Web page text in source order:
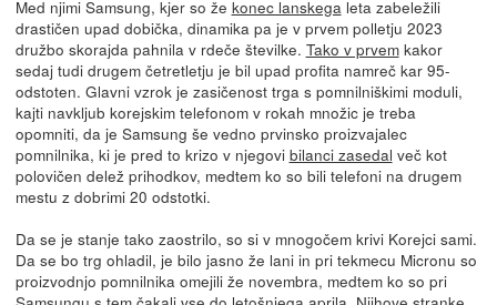
Med njimi Samsung, kjer so že konec lanskegaleta zabeležili
drastičen upad dobička, dinamika pa je v prvem polletju 2023
družbo skorajda pahnila v rdeče številke. Tako v prvemkakor
sedaj tudi drugem četretletju je bil upad profita namreč kar 95-
odstoten. Glavni vzrok je zasičenost trga s pomnilniškimi moduli,
kajti navkljub korejskim telefonom v rokah množic je treba
opomniti, da je Samsung še vedno prvinsko proizvajalec
pomnilnika, ki je pred to krizo v njegovi bilanci zasedal več kot
polovičen delež prihodkov, medtem ko so bili telefoni na drugem
mestu z dobrimi 20 odstotki.
Da se je stanje tako zaostrilo, so si v mnogočem krivi Korejci sami.
Da se bo trg ohladil, je bilo jasno že lani in pri tekmecu Micronu so
proizvodnjo pomnilnika omejili že novembra, medtem ko so pri